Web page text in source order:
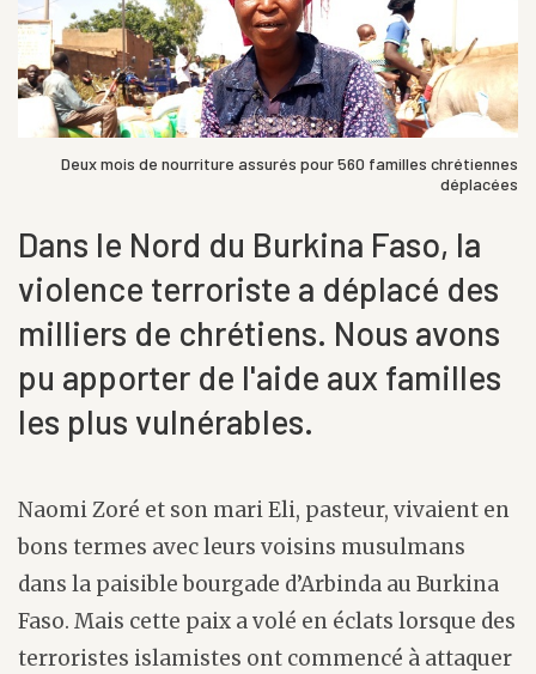
Deux mois de nourriture assurés pour 560 familles chrétiennes
déplacées
Dans le Nord du Burkina Faso, la
violence terroriste a déplacé des
milliers de chrétiens. Nous avons
pu apporter de l'aide aux familles
les plus vulnérables.
Naomi Zoré et son mari Eli, pasteur, vivaient en
bons termes avec leurs voisins musulmans
dans la paisible bourgade d’Arbinda au Burkina
Faso. Mais cette paix a volé en éclats lorsque des
terroristes islamistes ont commencé à attaquer